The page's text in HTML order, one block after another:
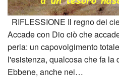
RIFLESSIONE Il regno dei
Accade con Dio ciò che
perla: un capovolgimento
l'esistenza, qualcosa che fa la
Ebbene, anche nei…